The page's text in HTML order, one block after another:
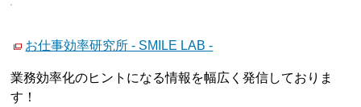
お仕事効率研究所 - SMILE LAB -
業務効率化のヒントになる情報を幅広く発信しておりま
す！